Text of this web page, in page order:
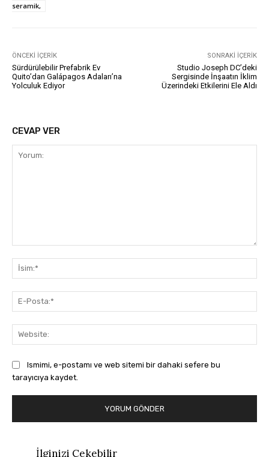
seramik,
ÖNCEKI İÇERIK
Sürdürülebilir Prefabrik Ev
Quito’dan Galápagos Adaları’na
Yolculuk Ediyor
SONRAKI İÇERIK
Studio Joseph DC’deki
Sergisinde İnşaatın İklim
Üzerindeki Etkilerini Ele Aldı
CEVAP VER
Ismimi, e-postamı ve web sitemi bir dahaki sefere bu
tarayıcıya kaydet.
İlginizi Çekebilir